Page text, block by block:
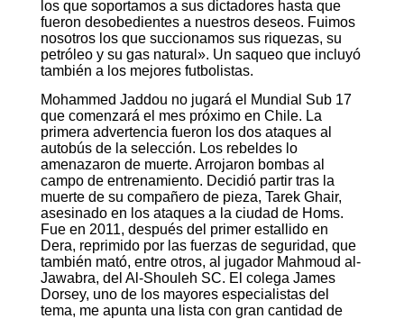
los que soportamos a sus dictadores hasta que
fueron desobedientes a nuestros deseos. Fuimos
nosotros los que succionamos sus riquezas, su
petróleo y su gas natural». Un saqueo que incluyó
también a los mejores futbolistas.
Mohammed Jaddou no jugará el Mundial Sub 17
que comenzará el mes próximo en Chile. La
primera advertencia fueron los dos ataques al
autobús de la selección. Los rebeldes lo
amenazaron de muerte. Arrojaron bombas al
campo de entrenamiento. Decidió partir tras la
muerte de su compañero de pieza, Tarek Ghair,
asesinado en los ataques a la ciudad de Homs.
Fue en 2011, después del primer estallido en
Dera, reprimido por las fuerzas de seguridad, que
también mató, entre otros, al jugador Mahmoud al-
Jawabra, del Al-Shouleh SC. El colega James
Dorsey, uno de los mayores especialistas del
tema, me apunta una lista con gran cantidad de